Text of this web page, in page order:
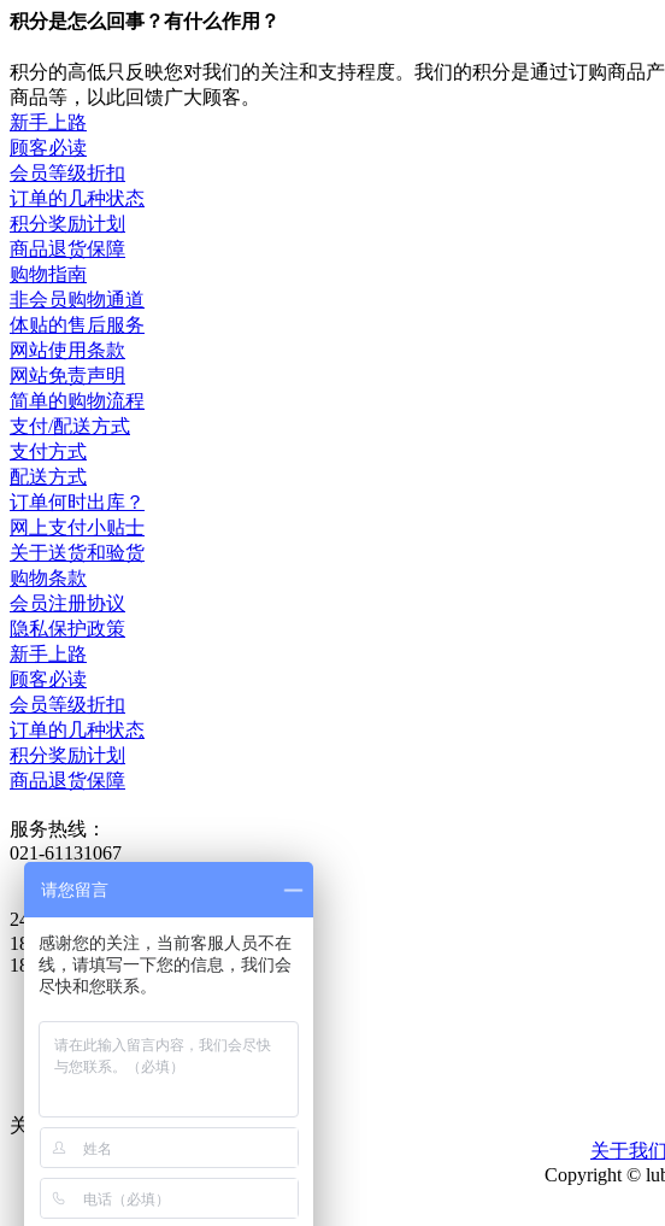
积分是怎么回事？有什么作用？
积分的高低只反映您对我们的关注和支持程度。我们的积分是通过订购商品
商品等，以此回馈广大顾客。
新手上路
顾客必读
会员等级折扣
订单的几种状态
积分奖励计划
商品退货保障
购物指南
非会员购物通道
体贴的售后服务
网站使用条款
网站免责声明
简单的购物流程
支付/配送方式
支付方式
配送方式
订单何时出库？
网上支付小贴士
关于送货和验货
购物条款
会员注册协议
隐私保护政策
新手上路
顾客必读
会员等级折扣
订单的几种状态
积分奖励计划
商品退货保障
服务热线：
021-61131067
24小时热线：
18621595918
18621528537
技术咨询
关闭在线客服
关于我们
Copyright ©
请您留言
感谢您的关注，当前客服人员不在
线，请填写一下您的信息，我们会
尽快和您联系。